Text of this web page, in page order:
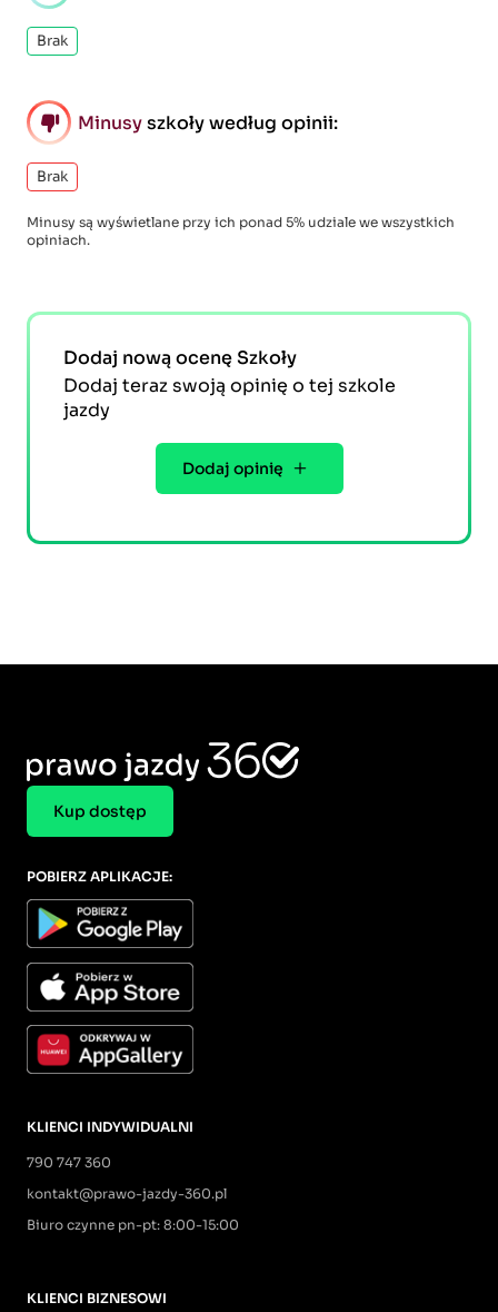
Brak
Minusyszkoły według opinii:
Brak
Minusy są wyświetlane przy ich ponad 5% udziale we wszystkich
opiniach.
Dodaj nową ocenę Szkoły
Dodaj teraz swoją opinię o tej szkole
jazdy
Dodaj opinię
Kup dostęp
KLIENCI INDYWIDUALNI
790 747 360
kontakt@prawo-jazdy-360.pl
Biuro czynne pn-pt: 8:00-15:00
KLIENCI BIZNESOWI
POBIERZ APLIKACJE: